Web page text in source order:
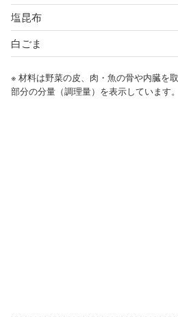
塩昆布
白ごま
※ 材料は野菜の皮、肉・魚の骨や内臓を
部分の分量（調理量）を表示しています。